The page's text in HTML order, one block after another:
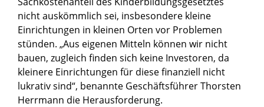
nicht auskömmlich sei, insbesondere kleine
Einrichtungen in kleinen Orten vor Problemen
stünden. „Aus eigenen Mitteln können wir nicht
bauen, zugleich finden sich keine Investoren, da
kleinere Einrichtungen für diese finanziell nicht
lukrativ sind“, benannte Geschäftsführer Thorsten
Herrmann die Herausforderung.